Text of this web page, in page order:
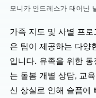
모니카 안드레스가 태어난
가족 지도 및 사별 프
은 팀이 제공하는 다양
입니다. 유족을 위한
는 돌봄 개별 상담, 교
신 상실로 인해 슬픔에